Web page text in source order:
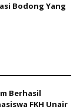
Bodong Yang
Berhasil
FKH Unair